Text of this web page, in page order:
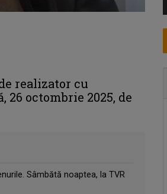
realizator cu
octombrie 2025, de
Sâmbătă noaptea, la TVR